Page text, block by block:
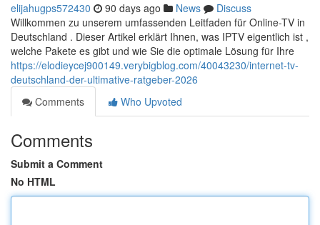
elijahugps572430 90 days ago News
Discuss
Willkommen zu unserem umfassenden Leitfaden für Online-TV in
Deutschland . Dieser Artikel erklärt Ihnen, was IPTV eigentlich ist ,
welche Pakete es gibt und wie Sie die optimale Lösung für Ihre
https://elodieycej900149.verybigblog.com/40043230/internet-tv-
deutschland-der-ultimative-ratgeber-2026
Comments
Who Upvoted
Comments
Submit a Comment
No HTML